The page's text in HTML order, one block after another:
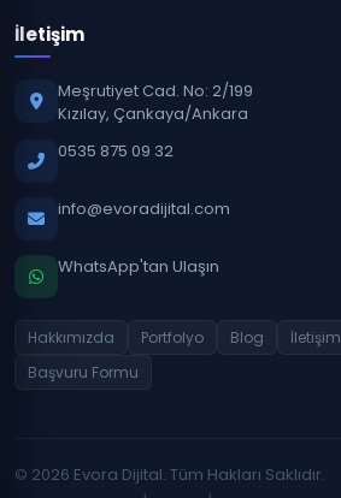
İletişim
Meşrutiyet Cad. No: 2/199
Kızılay, Çankaya/Ankara
0535 875 09 32
info@evoradijital.com
WhatsApp'tan Ulaşın
Hakkımızda Portfolyo Blog İletişim
Başvuru Formu
© 2026 Evora Dijital. Tüm Hakları Saklıdır.